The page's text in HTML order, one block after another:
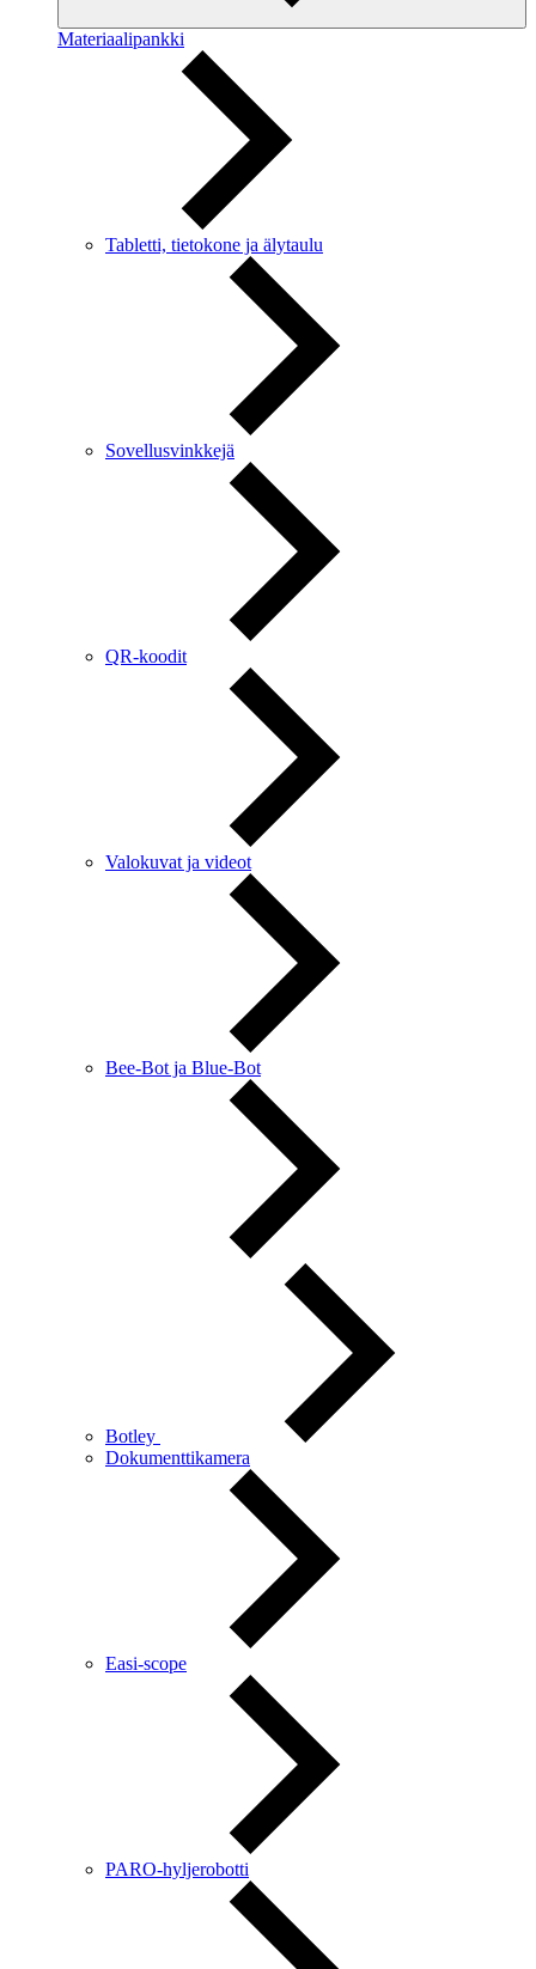
Materiaalipankki
Tabletti, tietokone ja älytaulu
Sovellusvinkkejä
QR-koodit
Valokuvat ja videot
Bee-Bot ja Blue-Bot
Botley
Dokumenttikamera
Easi-scope
PARO-hyljerobotti